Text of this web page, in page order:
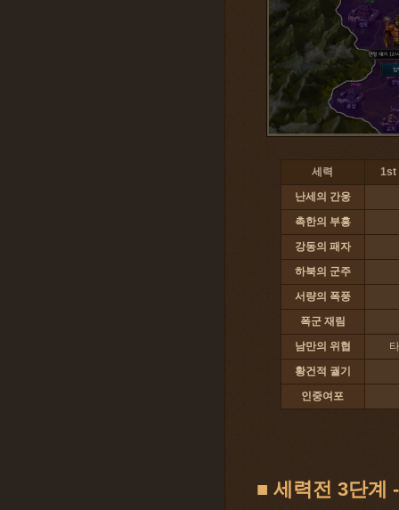
세력
1st
난세의 간웅
촉한의 부흥
강동의 패자
하북의 군주
서량의 폭풍
폭군 재림
남만의 위협
황건적 궐기
인중여포
■ 세력전 3단계